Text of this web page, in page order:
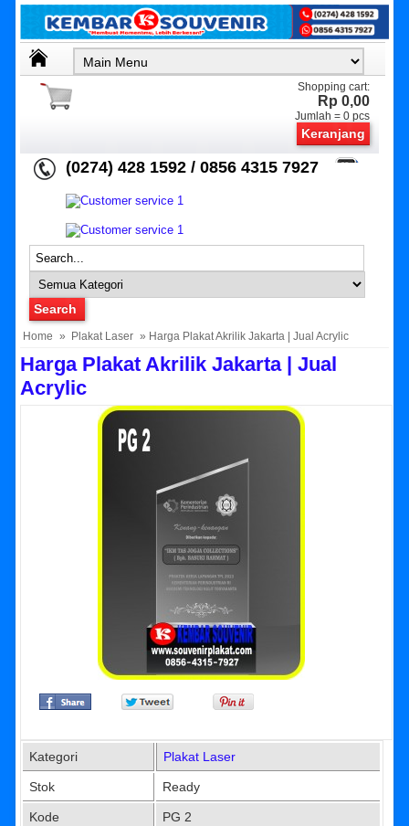
Shopping cart:
Rp 0,00
Jumlah =0 pcs
Keranjang
(0274) 428 1592 / 0856 4315 7927
Home » Plakat Laser » Harga Plakat Akrilik Jakarta | Jual Acrylic
Harga Plakat Akrilik Jakarta | Jual
Acrylic
Kategori Plakat Laser
Stok Ready
Kode PG 2